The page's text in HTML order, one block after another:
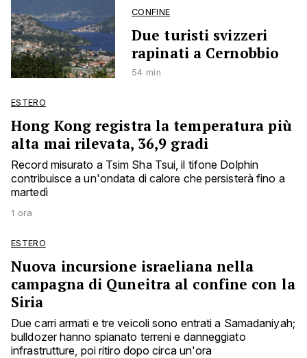
CONFINE
Due turisti svizzeri
rapinati a Cernobbio
54 min
ESTERO
Hong Kong registra la temperatura più
alta mai rilevata, 36,9 gradi
Record misurato a Tsim Sha Tsui, il tifone Dolphin
contribuisce a un'ondata di calore che persisterà fino a
martedì
1 ora
ESTERO
Nuova incursione israeliana nella
campagna di Quneitra al confine con la
Siria
Due carri armati e tre veicoli sono entrati a Samadaniyah;
bulldozer hanno spianato terreni e danneggiato
infrastrutture, poi ritiro dopo circa un'ora